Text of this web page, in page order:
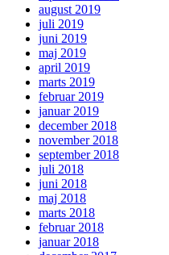
august 2019
juli 2019
juni 2019
maj 2019
april 2019
marts 2019
februar 2019
januar 2019
december 2018
november 2018
september 2018
juli 2018
juni 2018
maj 2018
marts 2018
februar 2018
januar 2018